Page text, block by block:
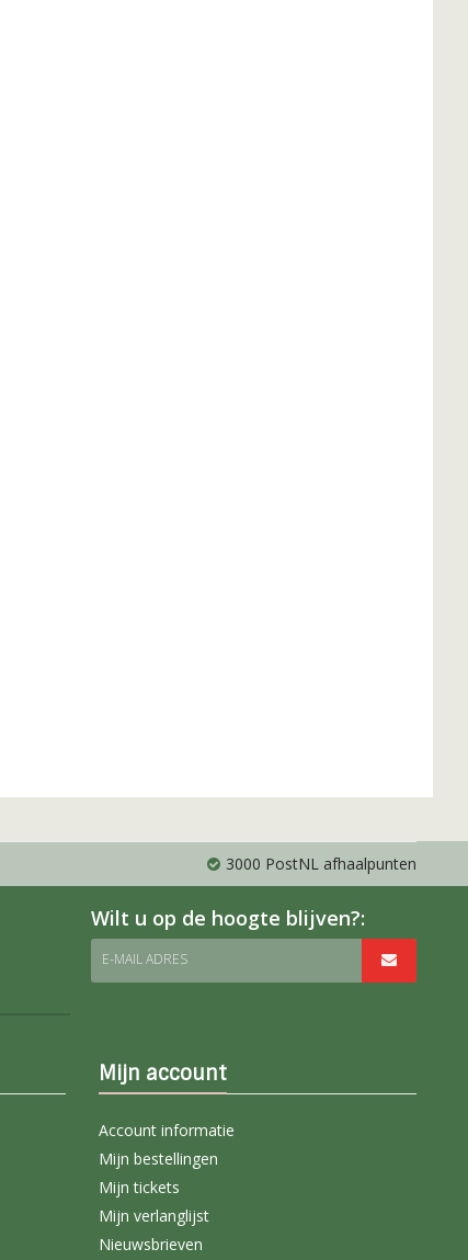
3000 PostNL afhaalpunten
Wilt u op de hoogte blijven?:
E-MAIL ADRES
Mijn account
Account informatie
Mijn bestellingen
Mijn tickets
Mijn verlanglijst
Nieuwsbrieven